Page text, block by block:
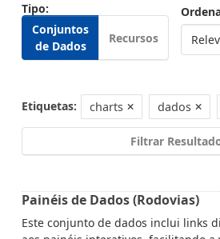
Tipo
Conjuntos
de Dados
Recursos
Etiquetas: charts dados
Filtrar
Painéis de Dados (Rodovias)
Este conjunto de dados inclui links